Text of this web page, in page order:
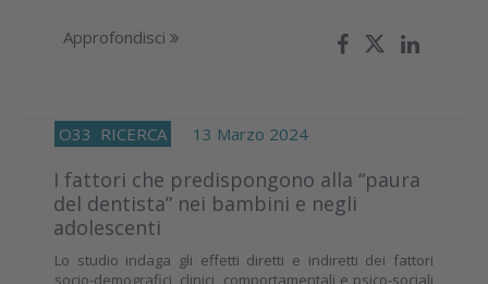
Approfondisci
O33 RICERCA 13 Marzo 2024
I fattori che predispongono alla “paura
del dentista” nei bambini e negli
adolescenti
Lo studio indaga gli effetti diretti e indiretti dei fattori
socio-demografici, clinici, comportamentali e psico-sociali